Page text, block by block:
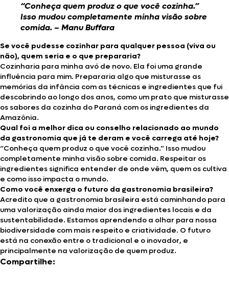
“Conheça quem produz o que você cozinha.”
Isso mudou completamente minha visão sobre
comida. – Manu Buffara
Se você pudesse cozinhar para qualquer pessoa (viva ou
não), quem seria e o que prepararia?
Cozinharia para minha avó de novo. Ela foi uma grande
influência para mim. Prepararia algo que misturasse as
memórias da infância com as técnicas e ingredientes que fui
descobrindo ao longo dos anos, como um prato que misturasse
os sabores da cozinha do Paraná com os ingredientes da
Amazônia.
Qual foi a melhor dica ou conselho relacionado ao mundo
da gastronomia que já te deram e você carrega até hoje?
“Conheça quem produz o que você cozinha.” Isso mudou
completamente minha visão sobre comida. Respeitar os
ingredientes significa entender de onde vêm, quem os cultiva
e como isso impacta o mundo.
Como você enxerga o futuro da gastronomia brasileira?
Acredito que a gastronomia brasileira está caminhando para
uma valorização ainda maior dos ingredientes locais e da
sustentabilidade. Estamos aprendendo a olhar para nossa
biodiversidade com mais respeito e criatividade. O futuro
está na conexão entre o tradicional e o inovador, e
principalmente na valorização de quem produz.
Compartilhe: